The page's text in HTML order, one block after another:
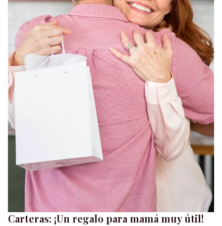
Carteras: ¡Un regalo para mamá muy útil!